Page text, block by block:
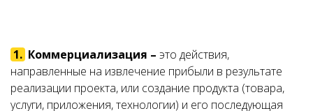
1. Коммерциализация – это действия,
направленные на извлечение прибыли в результате
реализации проекта, или создание продукта (товара,
услуги, приложения, технологии) и его последующая